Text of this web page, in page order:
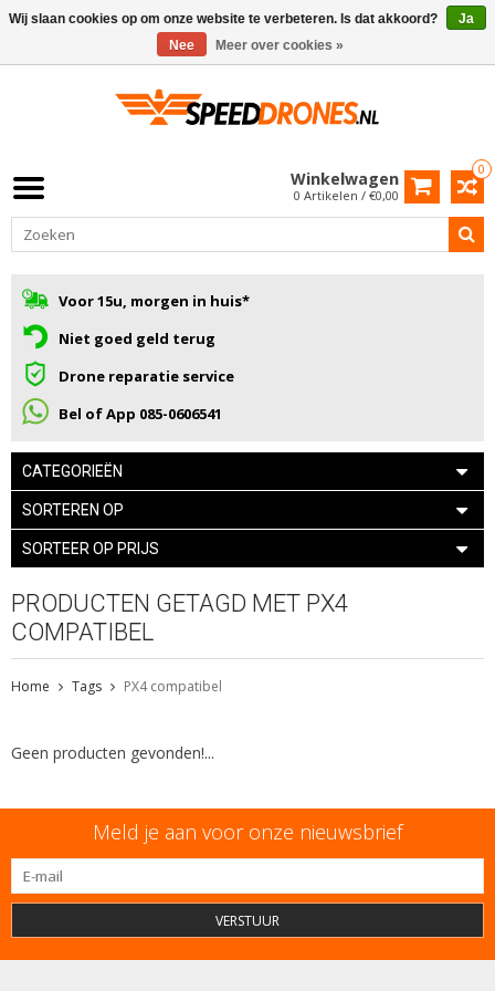
0
Winkelwagen
0 Artikelen / €0,00
Voor 15u, morgen in huis*
Niet goed geld terug
Drone reparatie service
Bel of App 085-0606541
CATEGORIEËN
SORTEREN OP
SORTEER OP PRIJS
PRODUCTEN GETAGD MET PX4
COMPATIBEL
Home Tags PX4 compatibel
Geen producten gevonden!...
Meld je aan voor onze nieuwsbrief
VERSTUUR
Wij slaan cookies op om onze website te verbeteren. Is dat akkoord?
Ja
Nee
Meer over cookies »